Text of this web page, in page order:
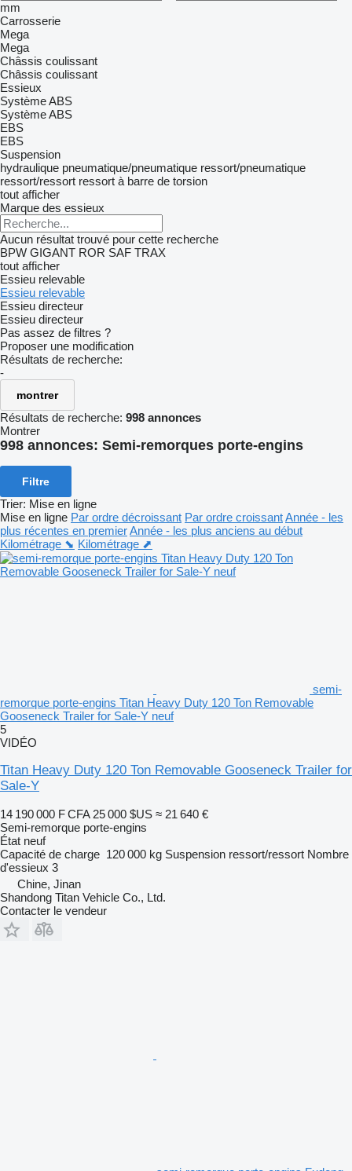
mm
Carrosserie
Mega
Mega
Châssis coulissant
Châssis coulissant
Essieux
Système ABS
Système ABS
EBS
EBS
Suspension
hydraulique pneumatique/pneumatique ressort/pneumatique
ressort/ressort ressort à barre de torsion
tout afficher
Marque des essieux
Aucun résultat trouvé pour cette recherche
BPW GIGANT ROR SAF TRAX
tout afficher
Essieu relevable
Essieu relevable
Essieu directeur
Essieu directeur
Pas assez de filtres ?
Proposer une modification
Résultats de recherche:
-
montrer
Résultats de recherche: 998 annonces
Montrer
998 annonces: Semi-remorques porte-engins
Filtre
Trier: Mise en ligne
Mise en ligne Par ordre décroissant Par ordre croissantAnnée - les
plus récentes en premierAnnée - les plus anciens au début
Kilométrage ⬊ Kilométrage ⬈
semi-
remorque porte-engins Titan Heavy Duty 120 Ton Removable
Gooseneck Trailer for Sale-Y neuf
5
VIDÉO
Titan Heavy Duty 120 Ton Removable Gooseneck Trailer for
Sale-Y
14 190 000 F CFA 25 000 $US ≈ 21 640 €
Semi-remorque porte-engins
État neuf
Capacité de charge 120 000 kg Suspension ressort/ressort Nombre
d'essieux 3
Chine, Jinan
Shandong Titan Vehicle Co., Ltd.
Contacter le vendeur